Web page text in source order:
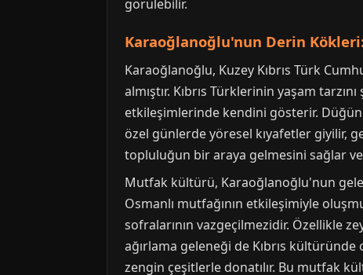
görülebilir.
Karaoğlanoğlu'nun Derin
Karaoğlanoğlu, Kuzey Kıbrıs Türk
almıştır. Kıbrıs Türklerinin yaşam
etkileşimlerinde kendini gösterir.
özel günlerde yöresel kıyafetler giyilir,
topluluğun bir araya gelmesini sağlar
Mutfak kültürü, Karaoğlanoğlu'nun
Osmanlı mutfağının etkileşimiyle
sofralarının vazgeçilmezidir. Özellikle
ağırlama geleneği de Kıbrıs
zengin çeşitlerle donatılır. Bu mutfak